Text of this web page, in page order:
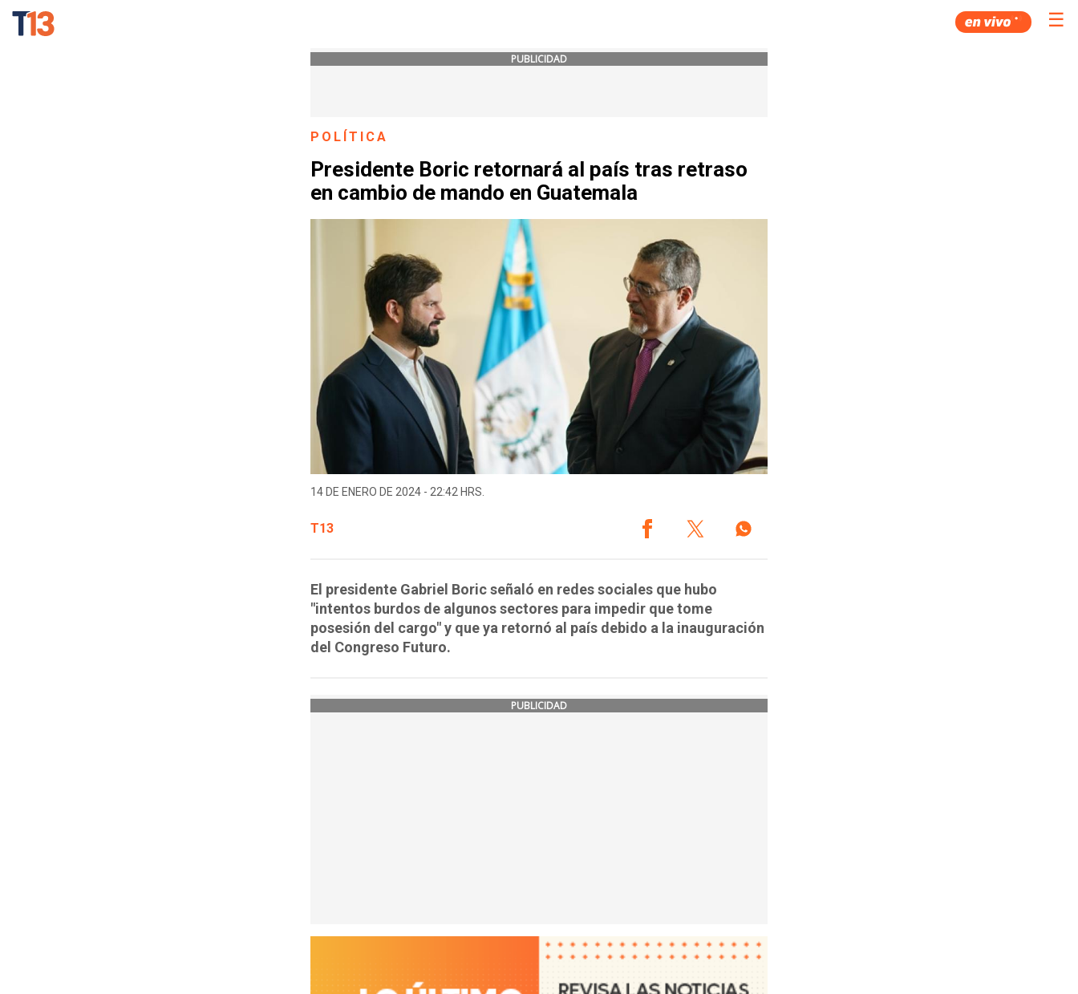
☰
PUBLICIDAD
POLÍTICA
Presidente Boric retornará al país tras retraso
en cambio de mando en Guatemala
14 DE ENERO DE 2024 - 22:42 HRS.
T13
El presidente Gabriel Boric señaló en redes sociales que hubo
"intentos burdos de algunos sectores para impedir que tome
posesión del cargo" y que ya retornó al país debido a la inauguración
del Congreso Futuro.
PUBLICIDAD